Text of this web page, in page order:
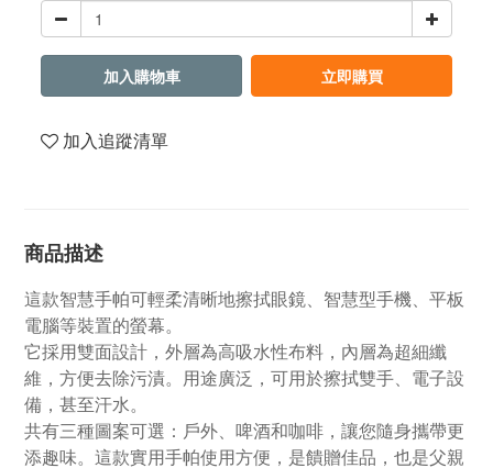
加入購物車 立即購買
加入追蹤清單
商品描述
這款智慧手帕可輕柔清晰地擦拭眼鏡、智慧型手機、平板
電腦等裝置的螢幕。
它採用雙面設計，外層為高吸水性布料，內層為超細纖
維，方便去除污漬。用途廣泛，可用於擦拭雙手、電子設
備，甚至汗水。
共有三種圖案可選：戶外、啤酒和咖啡，讓您隨身攜帶更
添趣味。這款實用手帕使用方便，是饋贈佳品，也是父親